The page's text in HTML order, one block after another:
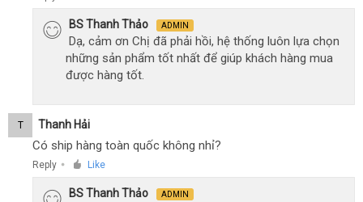
BS Thanh Thảo ADMIN
Dạ, cảm ơn Chị đã phải hồi, hệ thống luôn lựa chọn
những sản phẩm tốt nhất để giúp khách hàng mua
được hàng tốt.
T Thanh Hải
Có ship hàng toàn quốc không nhỉ?
Reply ● Like
BS Thanh Thảo ADMIN